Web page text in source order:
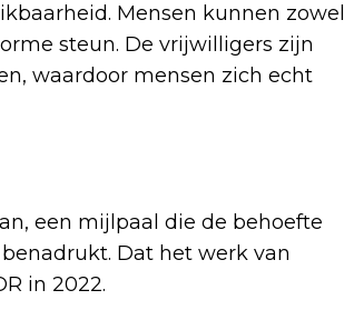
Mensen kunnen zowel
steun. De vrijwilligers zijn
waardoor mensen zich echt
een mijlpaal die de behoefte
Dat het werk van
in 2022.